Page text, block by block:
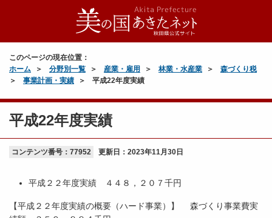
このページの現在位置：
ホーム
分野別一覧 産業・雇用 林業・水産業
森づくり税
事業計画・実績
平成22年度実績
平成22年度実績
コンテンツ番号：77952 更新日： 2023年11月30日
平成２２年度実績 ４４８，２０７千円
【平成２２年度実績の概要（ハード事業）】 森づくり事業費実